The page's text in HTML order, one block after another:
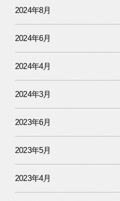
2024年8月
2024年6月
2024年4月
2024年3月
2023年6月
2023年5月
2023年4月